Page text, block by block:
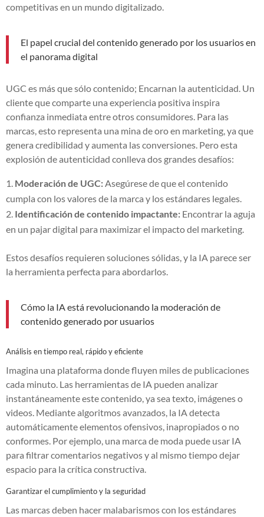
competitivas en un mundo digitalizado.
El papel crucial del contenido generado por los usuarios en
el panorama digital
UGC es más que sólo contenido; Encarnan la autenticidad. Un
cliente que comparte una experiencia positiva inspira
confianza inmediata entre otros consumidores. Para las
marcas, esto representa una mina de oro en marketing, ya que
genera credibilidad y aumenta las conversiones. Pero esta
explosión de autenticidad conlleva dos grandes desafíos:
Moderación de UGC: Asegúrese de que el contenido
cumpla con los valores de la marca y los estándares legales.
Identificación de contenido impactante: Encontrar la aguja
en un pajar digital para maximizar el impacto del marketing.
Estos desafíos requieren soluciones sólidas, y la IA parece ser
la herramienta perfecta para abordarlos.
Cómo la IA está revolucionando la moderación de
contenido generado por usuarios
Análisis en tiempo real, rápido y eficiente
Imagina una plataforma donde fluyen miles de publicaciones
cada minuto. Las herramientas de IA pueden analizar
instantáneamente este contenido, ya sea texto, imágenes o
videos. Mediante algoritmos avanzados, la IA detecta
automáticamente elementos ofensivos, inapropiados o no
conformes. Por ejemplo, una marca de moda puede usar IA
para filtrar comentarios negativos y al mismo tiempo dejar
espacio para la crítica constructiva.
Garantizar el cumplimiento y la seguridad
Las marcas deben hacer malabarismos con los estándares